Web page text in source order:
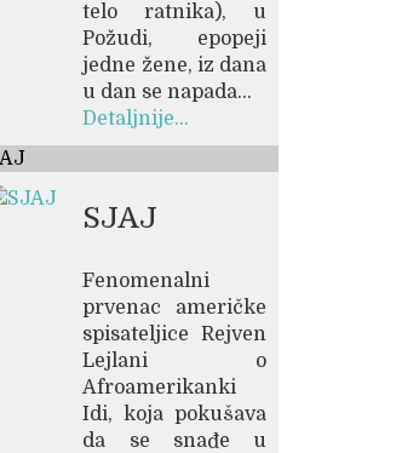
telo ratnika), u
Požudi, epopeji
jedne žene, iz dana
u dan se napada...
Detaljnije...
SJAJ
Fenomenalni
prvenac američke
spisateljice Rejven
Lejlani o
Afroamerikanki
Idi, koja pokušava
da se snađe u